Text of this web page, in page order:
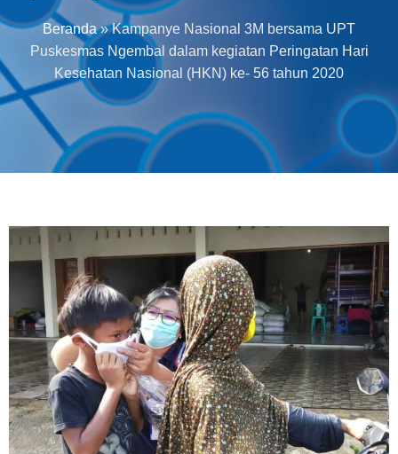
Beranda»Kampanye Nasional 3M bersama UPT
Puskesmas Ngembal dalam kegiatan Peringatan Hari
Kesehatan Nasional (HKN) ke- 56 tahun 2020